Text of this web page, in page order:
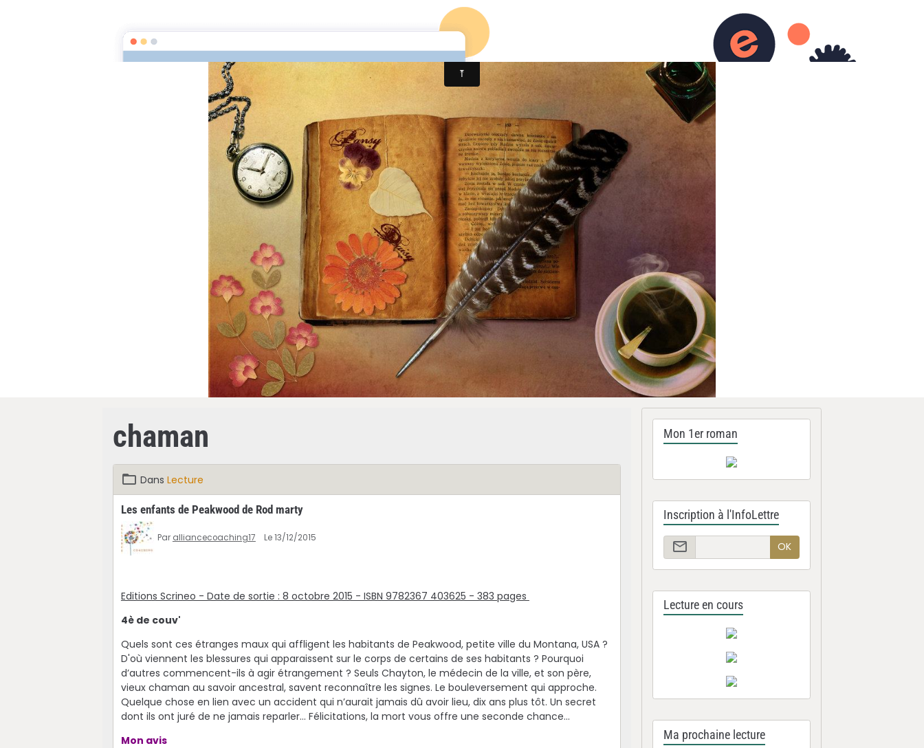
Mon blog Contact
chaman
Dans Lecture
Les enfants de Peakwood de Rod marty
Par alliancecoaching17 Le 13/12/2015
Editions Scrineo - Date de sortie : 8 octobre 2015 - ISBN 9782367 403625 - 383 pages
4è de couv'
Quels sont ces étranges maux qui affligent les habitants de Peakwood, petite ville du Montana, USA ?
D'où viennent les blessures qui apparaissent sur le corps de certains de ses habitants ? Pourquoi
d’autres commencent-ils à agir étrangement ? Seuls Chayton, le médecin de la ville, et son père,
vieux chaman au savoir ancestral, savent reconnaître les signes. Le bouleversement qui approche.
Quelque chose en lien avec un accident qui n’aurait jamais dû avoir lieu, dix ans plus tôt. Un secret
dont ils ont juré de ne jamais reparler… Félicitations, la mort vous offre une seconde chance…
Mon avis
Mon 1er roman
Inscription à l'InfoLettre
OK
Lecture en cours
Ma prochaine lecture